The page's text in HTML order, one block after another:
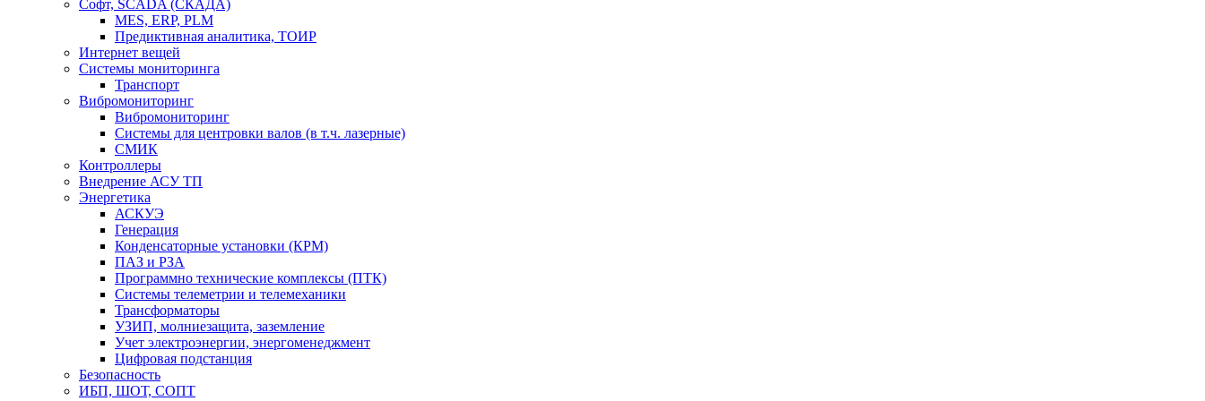
Софт, SCADA (СКАДА)
MES, ERP, PLM
Предиктивная аналитика, ТОИР
Интернет вещей
Системы мониторинга
Транспорт
Вибромониторинг
Вибромониторинг
Системы для центровки валов (в т.ч. лазерные)
СМИК
Контроллеры
Внедрение АСУ ТП
Энергетика
АСКУЭ
Генерация
Конденсаторные установки (КРМ)
ПАЗ и РЗА
Программно технические комплексы (ПТК)
Системы телеметрии и телемеханики
Трансформаторы
УЗИП, молниезащита, заземление
Учет электроэнергии, энергоменеджмент
Цифровая подстанция
Безопасность
ИБП, ШОТ, СОПТ